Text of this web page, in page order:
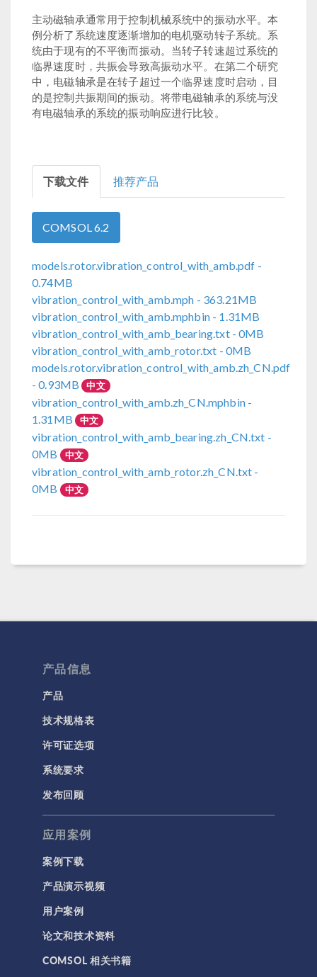
主动磁轴承通常用于控制机械系统中的振动水平。本
例分析了系统速度逐渐增加的电机驱动转子系统。系
统由于现有的不平衡而振动。当转子转速超过系统的
临界速度时，共振会导致高振动水平。在第二个研究
中，电磁轴承是在转子超过一个临界速度时启动，目
的是控制共振期间的振动。将带电磁轴承的系统与没
有电磁轴承的系统的振动响应进行比较。
下载文件 推荐产品
COMSOL 6.2
models.rotor.vibration_control_with_amb.pdf -
0.74MB
vibration_control_with_amb.mph - 363.21MB
vibration_control_with_amb.mphbin- 1.31MB
vibration_control_with_amb_bearing.txt- 0MB
vibration_control_with_amb_rotor.txt - 0MB
models.rotor.vibration_control_with_amb.zh_CN.pdf
- 0.93MB 中文
vibration_control_with_amb.zh_CN.mphbin-
1.31MB 中文
vibration_control_with_amb_bearing.zh_CN.txt -
0MB
中文
vibration_control_with_amb_rotor.zh_CN.txt -
0MB
中文
产品信息
产品
技术规格表
许可证选项
系统要求
发布回顾
应用案例
案例下载
产品演示视频
用户案例
论文和技术资料
COMSOL 相关书籍